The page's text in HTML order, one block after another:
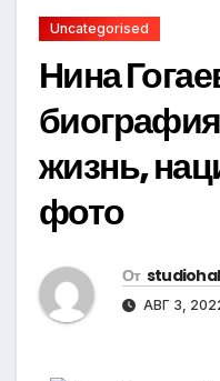
Uncategorised
Нина
жизнь,
фото
От
АВГ 3,